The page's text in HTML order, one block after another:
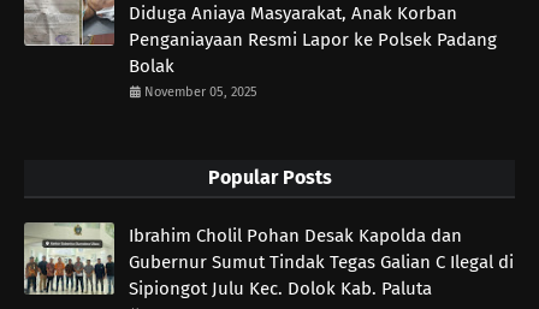
Diduga Aniaya Masyarakat, Anak Korban
Penganiayaan Resmi Lapor ke Polsek Padang
Bolak
November 05, 2025
Popular Posts
Ibrahim Cholil Pohan Desak Kapolda dan
Gubernur Sumut Tindak Tegas Galian C Ilegal di
Sipiongot Julu Kec. Dolok Kab. Paluta